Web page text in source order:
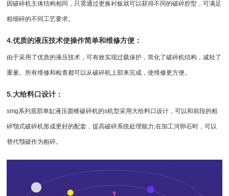
因破碎机主体结构相同，只需通过更换衬板就可以获得不同的破碎腔型，可满足
粗细碎的不同工艺要求。
4.优质的液压技术使操作简单和维修方便：
由于采用了优质的液压技术，可有效实现过载保护，简化了破碎机结构，减轻了
重量。所有维修和检查都可以从破碎机上部来完成，使维修更方便。
5.大给料口设计：
smg系列底部单缸液压圆锥破碎机的s机型采用大给料口设计，可以和前段的粗
碎颚式破碎机形成更好的配套，提高破碎系统处理能力;在加工河卵石时，可以
替代颚破作为粗碎。